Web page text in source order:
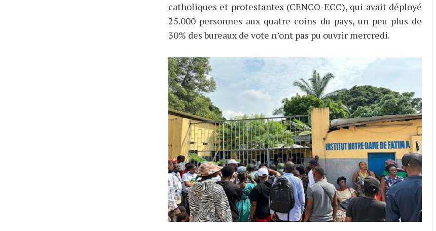
catholiques et protestantes (CENCO-ECC), qui avait déployé
25.000 personnes aux quatre coins du pays, un peu plus de
30% des bureaux de vote n’ont pas pu ouvrir mercredi.